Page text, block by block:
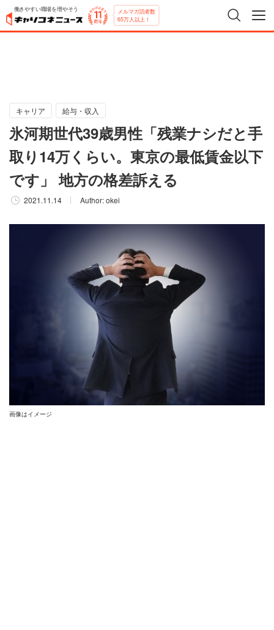
働きやすい職場を増やそう メルマガ読者数
65万人以上！
キャリア 給与・収入
氷河期世代39歳男性「残業ナシだと手
取り14万くらい。東京の最低賃金以下
です」 地方の格差訴える
2021.11.14 Author:okei
画像はイメージ